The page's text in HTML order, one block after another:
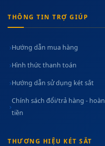
THÔNG TIN TRỢ GIÚP
Hướng dẫn mua hàng
Hình thức thanh toán
Hướng dẫn sử dụng két sắt
Chính sách đổi/trả hàng - hoàn
tiền
THƯƠNG HIỆU KÉT SẮT